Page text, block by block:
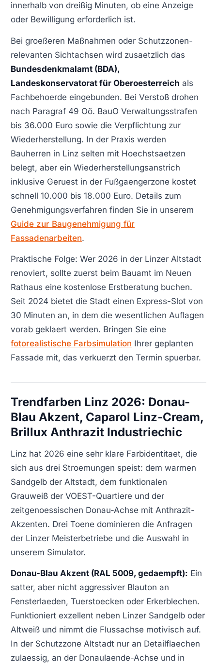
innerhalb von dreißig Minuten, ob eine Anzeige
oder Bewilligung erforderlich ist.
Bei groeßeren Maßnahmen oder Schutzzonen-
relevanten Sichtachsen wird zusaetzlich das
Bundesdenkmalamt (BDA),
Landeskonservatorat für Oberoesterreich als
Fachbehoerde eingebunden. Bei Verstoß drohen
nach Paragraf 49 Oö. BauO Verwaltungsstrafen
bis 36.000 Euro sowie die Verpflichtung zur
Wiederherstellung. In der Praxis werden
Bauherren in Linz selten mit Hoechstsaetzen
belegt, aber ein Wiederherstellungsanstrich
inklusive Geruest in der Fußgaengerzone kostet
schnell 10.000 bis 18.000 Euro. Details zum
Genehmigungsverfahren finden Sie in unserem
Guide zur Baugenehmigung für
Fassadenarbeiten.
Praktische Folge: Wer 2026 in der Linzer Altstadt
renoviert, sollte zuerst beim Bauamt im Neuen
Rathaus eine kostenlose Erstberatung buchen.
Seit 2024 bietet die Stadt einen Express-Slot von
30 Minuten an, in dem die wesentlichen Auflagen
vorab geklaert werden. Bringen Sie eine
fotorealistische Farbsimulation Ihrer geplanten
Fassade mit, das verkuerzt den Termin spuerbar.
Trendfarben Linz 2026: Donau-
Blau Akzent, Caparol Linz-Cream,
Brillux Anthrazit Industriechic
Linz hat 2026 eine sehr klare Farbidentitaet, die
sich aus drei Stroemungen speist: dem warmen
Sandgelb der Altstadt, dem funktionalen
Grauweiß der VOEST-Quartiere und der
zeitgenoessischen Donau-Achse mit Anthrazit-
Akzenten. Drei Toene dominieren die Anfragen
der Linzer Meisterbetriebe und die Auswahl in
unserem Simulator.
Donau-Blau Akzent (RAL 5009, gedaempft): Ein
satter, aber nicht aggressiver Blauton an
Fensterlaeden, Tuerstoecken oder Erkerblechen.
Funktioniert exzellent neben Linzer Sandgelb oder
Altweiß und nimmt die Flussachse motivisch auf.
In der Schutzzone Altstadt nur an Detailflaechen
zulaessig, an der Donaulaende-Achse und in